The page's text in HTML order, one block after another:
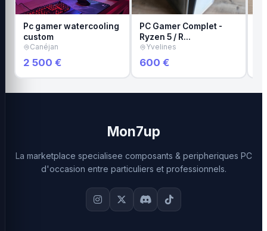
Pc gamer watercooling
custom
Canéjan
2 500 €
PC Gamer Complet -
Ryzen 5 / R…
Yvelines
600 €
Mon7up
La marketplace specialisee composants & peripheriques PC
d'occasion entre particuliers et professionnels.